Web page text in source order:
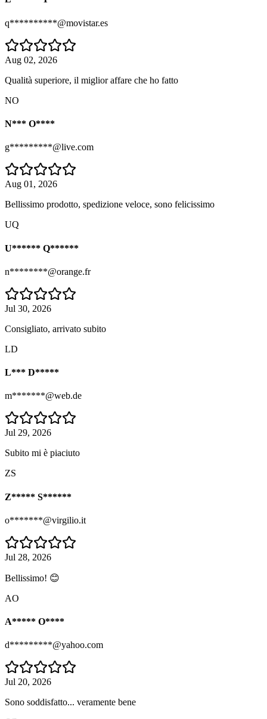
q**********@movistar.es
Aug 02, 2026
Qualità superiore, il miglior affare che ho fatto
NO
N*** O****
g*********@live.com
Aug 01, 2026
Bellissimo prodotto, spedizione veloce, sono felicissimo
UQ
U****** Q******
n********@orange.fr
Jul 30, 2026
Consigliato, arrivato subito
LD
L*** D*****
m*******@web.de
Jul 29, 2026
Subito mi è piaciuto
ZS
Z***** S******
o*******@virgilio.it
Jul 28, 2026
Bellissimo! 😊
AO
A***** O****
d*********@yahoo.com
Jul 20, 2026
Sono soddisfatto... veramente bene